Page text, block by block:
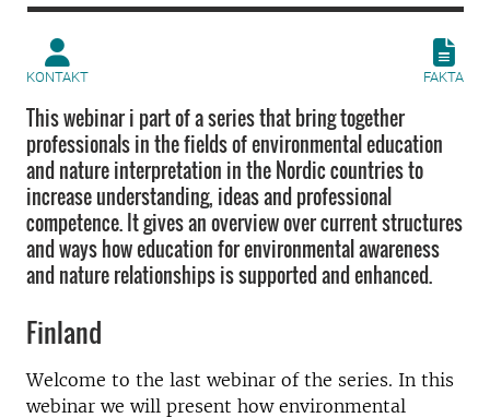
KONTAKT FAKTA
This webinar i part of a series that bring together
professionals in the fields of environmental education
and nature interpretation in the Nordic countries to
increase understanding, ideas and professional
competence. It gives an overview over current structures
and ways how education for environmental awareness
and nature relationships is supported and enhanced.
Finland
Welcome to the last webinar of the series. In this
webinar we will present how environmental